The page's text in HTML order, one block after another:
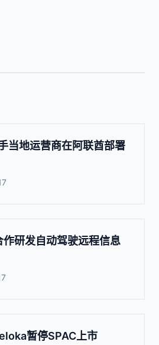
当地运营商在阿联酋部署
作研发自动驾驶远程信息
暂停SPAC上市